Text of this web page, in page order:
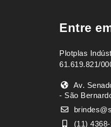
Entre
Plotplas
61.619.821/
Av.
- São
(11)